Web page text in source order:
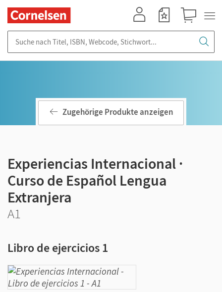
Zugehörige Produkte anzeigen
Experiencias Internacional ·
Curso de Español Lengua
Extranjera
A1
Libro de ejercicios 1